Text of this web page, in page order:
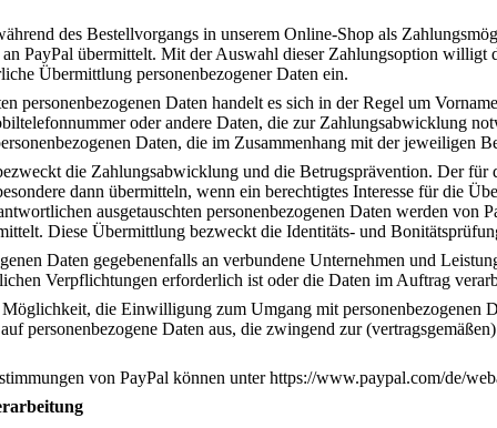
des Bestellvorgangs in unserem Online-Shop als
PayPal übermittelt. Mit der Auswahl dieser Zahlungsoption willigt
Übermittlung personenbezogener Daten ein.
personenbezogenen Daten handelt es sich in der Regel um
oder andere Daten, die zur Zahlungsabwicklung
Daten, die im Zusammenhang mit der jeweiligen
die Zahlungsabwicklung und die Betrugsprävention. Der für
dann übermitteln, wenn ein berechtigtes Interesse für die
ausgetauschten personenbezogenen Daten werden von
Diese Übermittlung bezweckt die Identitäts- und
Daten gegebenenfalls an verbundene Unternehmen und
Verpflichtungen erforderlich ist oder die Daten im Auftrag
die Einwilligung zum Umgang mit personenbezogenen
personenbezogene Daten aus, die zwingend zur
von PayPal können unter https://www.paypal.com/de/